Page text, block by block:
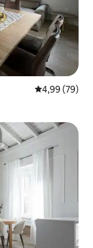
4,99 av 5 i
4,99 (79)